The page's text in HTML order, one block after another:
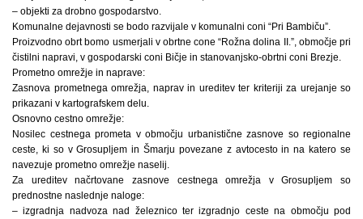
– objekti za drobno gospodarstvo.
Komunalne dejavnosti se bodo razvijale v komunalni coni “Pri Bambiču”.
Proizvodno obrt bomo usmerjali v obrtne cone “Rožna dolina II.”, območje pri
čistilni napravi, v gospodarski coni Bičje in stanovanjsko-obrtni coni Brezje.
Prometno omrežje in naprave:
Zasnova prometnega omrežja, naprav in ureditev ter kriteriji za urejanje so
prikazani v kartografskem delu.
Osnovno cestno omrežje:
Nosilec cestnega prometa v območju urbanistične zasnove so regionalne
ceste, ki so v Grosupljem in Šmarju povezane z avtocesto in na katero se
navezuje prometno omrežje naselij.
Za ureditev načrtovane zasnove cestnega omrežja v Grosupljem so
prednostne naslednje naloge:
– izgradnja nadvoza nad železnico ter izgradnjo ceste na območju pod